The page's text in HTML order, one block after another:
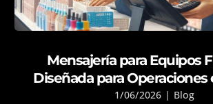
Mensajería para Equipos
Diseñada para Operaciones
1/06/2026 | Blog